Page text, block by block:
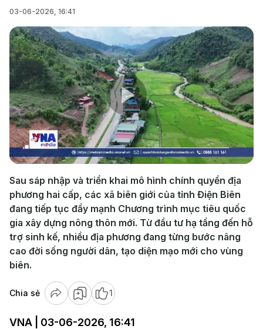
03-06-2026, 16:41
Play
Video
Sau sáp nhập và triển khai mô hình chính quyền địa
phương hai cấp, các xã biên giới của tỉnh Điện Biên
đang tiếp tục đẩy mạnh Chương trình mục tiêu quốc
gia xây dựng nông thôn mới. Từ đầu tư hạ tầng đến hỗ
trợ sinh kế, nhiều địa phương đang từng bước nâng
cao đời sống người dân, tạo diện mạo mới cho vùng
biên.
Chia sẻ 1
VNA | 03-06-2026, 16:41